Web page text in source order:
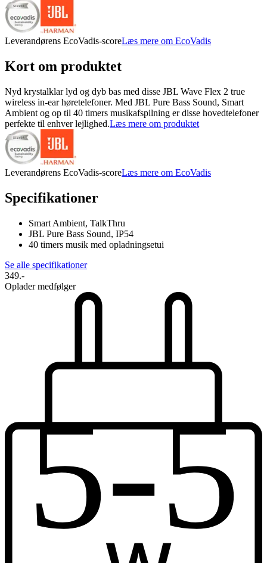
Leverandørens EcoVadis-scoreLæs mere om EcoVadis
Kort om produktet
Nyd krystalklar lyd og dyb bas med disse JBL Wave Flex 2 true
wireless in-ear høretelefoner. Med JBL Pure Bass Sound, Smart
Ambient og op til 40 timers musikafspilning er disse hovedtelefoner
perfekte til enhver lejlighed.Læs mere om produktet
Leverandørens EcoVadis-scoreLæs mere om EcoVadis
Specifikationer
Smart Ambient, TalkThru
JBL Pure Bass Sound, IP54
40 timers musik med opladningsetui
Se alle specifikationer
349.-
Oplader medfølger
5-5